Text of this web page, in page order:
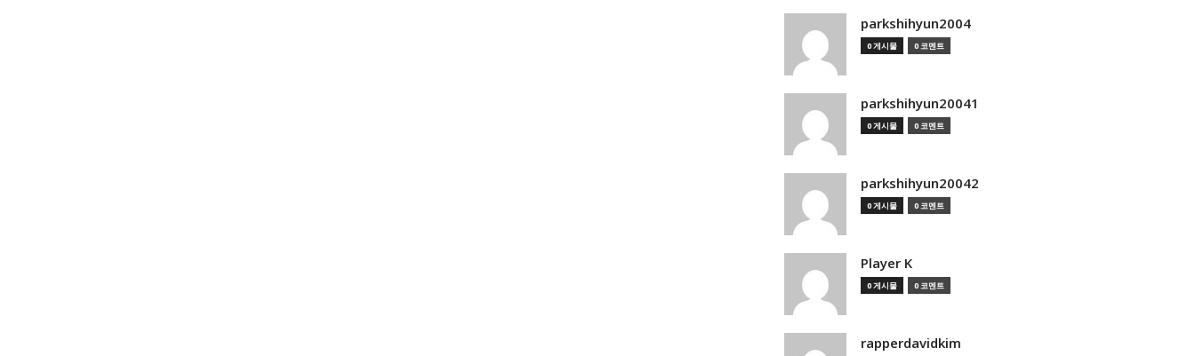
parkshihyun2004
0 게시물 0 코멘트
parkshihyun20041
0 게시물 0 코멘트
parkshihyun20042
0 게시물 0 코멘트
Player K
0 게시물 0 코멘트
rapperdavidkim